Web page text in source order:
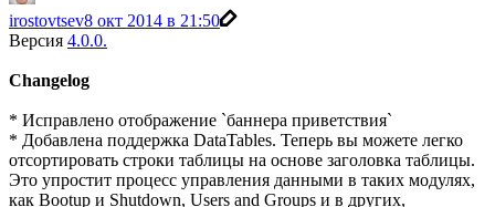
irostovtsev8 окт 2014 в 21:50
Версия 4.0.0.
Changelog
* Исправлено отображение `баннера приветствия`
* Добавлена ​​поддержка DataTables. Теперь вы можете легко
отсортировать строки таблицы на основе заголовка таблицы.
Это упростит процесс управления данными в таких модулях,
как Bootup и Shutdown, Users and Groups и в других,